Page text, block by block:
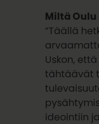
Miltä
”Täällä
Uskon,
tähtäävät
ideointiin